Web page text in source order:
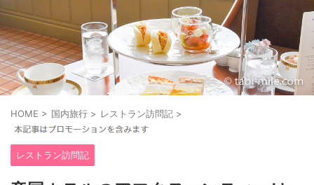
HOME > 国内旅行 > レストラン訪問記 >
レストラン訪問記